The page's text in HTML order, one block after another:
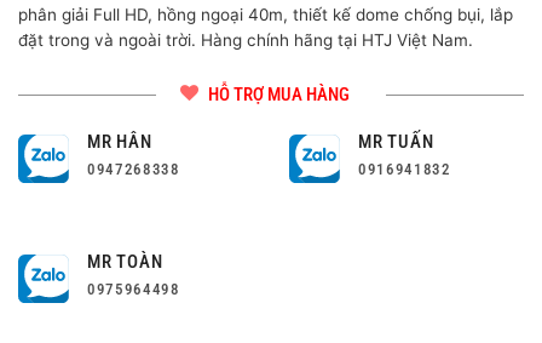
phân giải Full HD, hồng ngoại 40m, thiết kế dome chống bụi, lắp
đặt trong và ngoài trời. Hàng chính hãng tại HTJ Việt Nam.
HỖ TRỢ MUA HÀNG
MR HÂN
0947268338
MR TUẤN
0916941832
MR TOÀN
0975964498